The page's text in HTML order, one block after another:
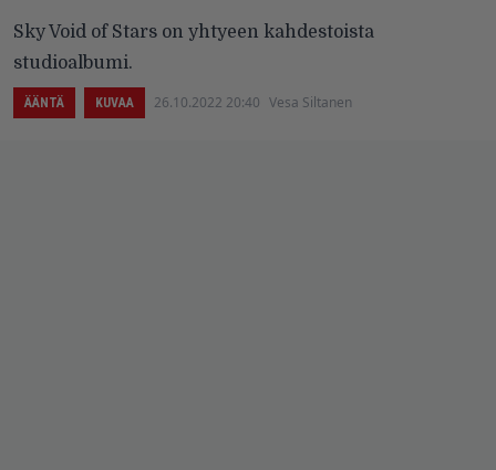
Sky Void of Stars on yhtyeen kahdestoista
studioalbumi.
ÄÄNTÄ KUVAA 26.10.2022 20:40 Vesa Siltanen